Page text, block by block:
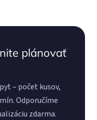
plánovať
– počet kusov,
Odporučíme
zdarma.